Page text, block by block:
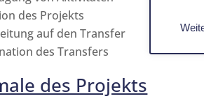
des Projekts
auf den Transfer
des Transfers
des Projekts